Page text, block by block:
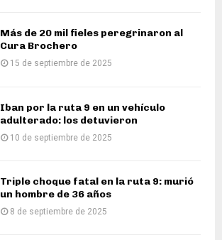
Más de 20 mil fieles peregrinaron al
Cura Brochero
15 de septiembre de 2025
Iban por la ruta 9 en un vehículo
adulterado: los detuvieron
10 de septiembre de 2025
Triple choque fatal en la ruta 9: murió
un hombre de 36 años
8 de septiembre de 2025